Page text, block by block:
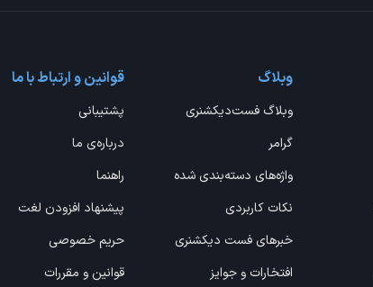
وبلاگ
وبلاگ فست‌دیکشنری
گرامر
واژه‌های دسته‌بندی شده
نکات کاربردی
خبرهای فست دیکشنری
افتخارات و جوایز
قوانین و ارتباط با ما
پشتیبانی
درباره‌ی ما
راهنما
پیشنهاد افزودن لغت
حریم خصوصی
قوانین و مقررات